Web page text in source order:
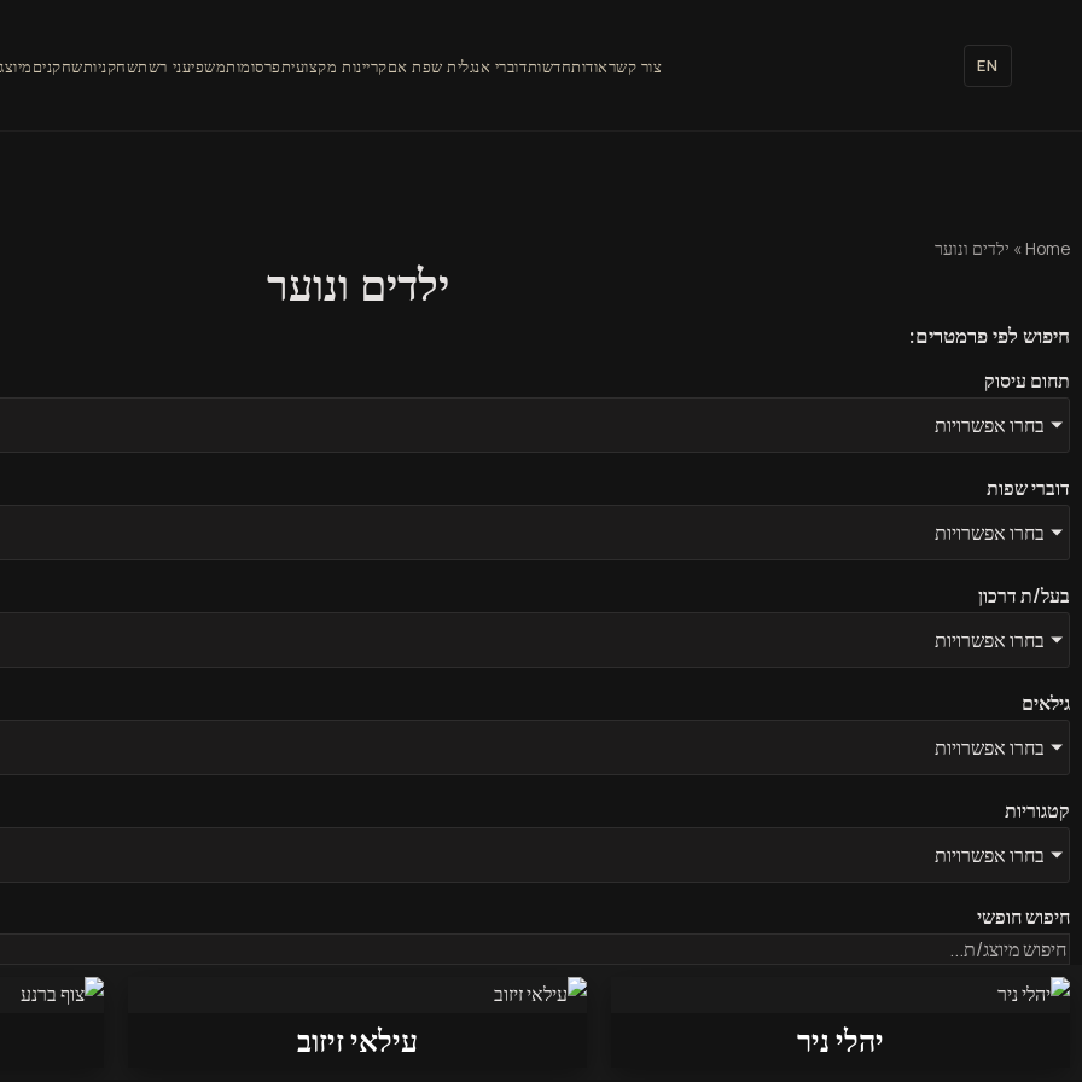
שחקניםשחקניותמשפיעני רשתפרסומותקריינות מקצועיתדוברי אנגלית שפת אםחדשותאודותצור קשר EN
Home
» ילדים ונוער
ילדים ונוער
חיפוש לפי פרמטרים:
תחום עיסוק
בחרו אפשרויות
דוברי שפות
בחרו אפשרויות
בעל/ת דרכון
בחרו אפשרויות
גילאים
בחרו אפשרויות
קטגוריות
בחרו אפשרויות
חיפוש חופשי
יהלי ניר עילאי זיזוב